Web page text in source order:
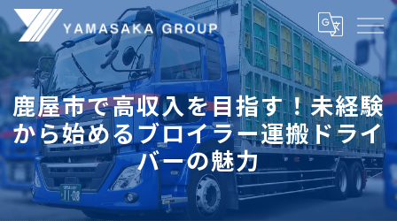
鹿屋市で高収入を目指す！未経験
から始めるブロイラー運搬ドライ
バーの魅力